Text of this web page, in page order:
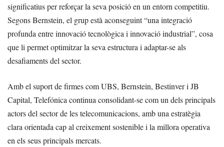
significatius per reforçar la seva posició en un entorn competitiu.
Segons Bernstein, el grup està aconseguint “una integració
profunda entre innovació tecnològica i innovació industrial”, cosa
que li permet optimitzar la seva estructura i adaptar-se als
desafiaments del sector.
Amb el suport de firmes com UBS, Bernstein, Bestinver i JB
Capital, Telefónica continua consolidant-se com un dels principals
actors del sector de les telecomunicacions, amb una estratègia
clara orientada cap al creixement sostenible i la millora operativa
en els seus principals mercats.